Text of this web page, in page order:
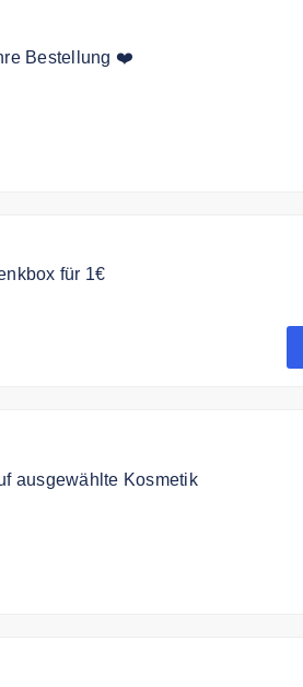
Bestellung ❤️
für 1€
ausgewählte Kosmetik